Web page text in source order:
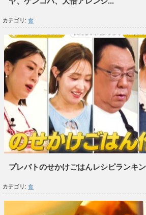
カテゴリ: 食
プレバトのせかけごはんレシピランキ
カテゴリ: 食